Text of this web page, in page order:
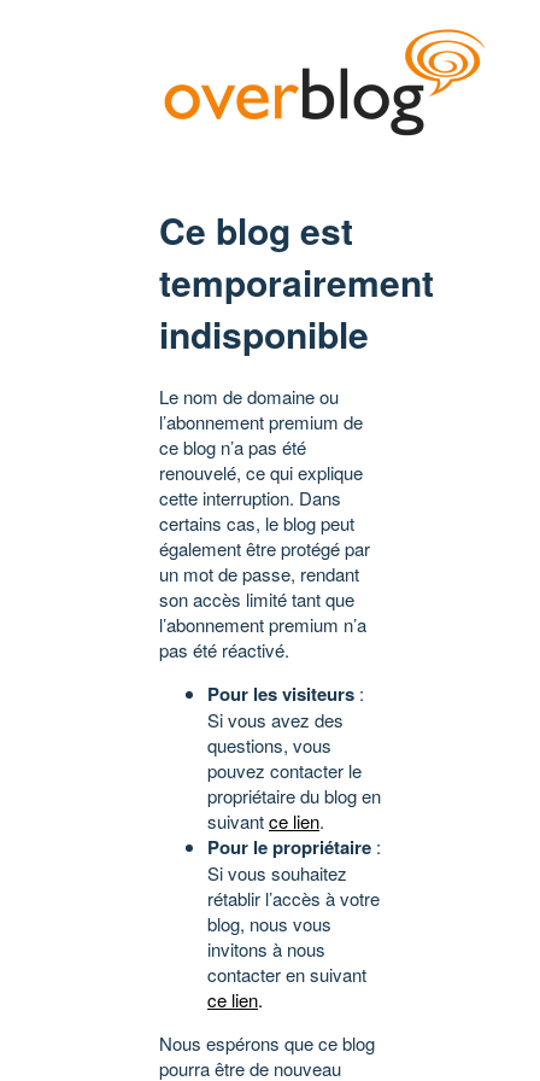
Ce blog est
temporairement
indisponible
Le nom de domaine ou
l’abonnement premium de
ce blog n’a pas été
renouvelé, ce qui explique
cette interruption. Dans
certains cas, le blog peut
également être protégé par
un mot de passe, rendant
son accès limité tant que
l’abonnement premium n’a
pas été réactivé.
Pour les visiteurs :
Si vous avez des
questions, vous
pouvez contacter le
propriétaire du blog en
suivantce lien.
Pour le propriétaire :
Si vous souhaitez
rétablir l’accès à votre
blog, nous vous
invitons à nous
contacter en suivant
ce lien.
Nous espérons que ce blog
pourra être de nouveau